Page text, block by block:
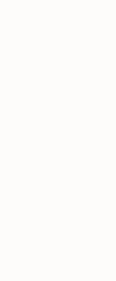
a Narbonne-